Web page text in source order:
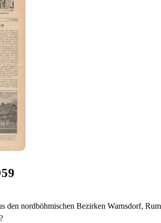
den nordböhmischen Bezirken Warnsdorf,